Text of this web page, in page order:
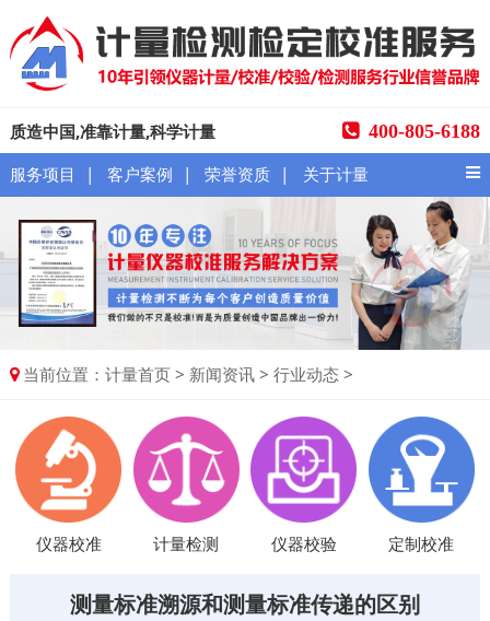
质造中国,准靠计量,科学计量 400-805-6188
服务项目 | 客户案例 | 荣誉资质 | 关于计量
当前位置：计量首页 > 新闻资讯 >行业动态 >
仪器校准 计量检测 仪器校验 定制校准
测量标准溯源和测量标准传递的区别